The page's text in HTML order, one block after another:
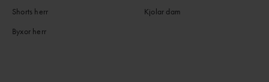
Shorts herr
Byxor herr
Kjolar dam